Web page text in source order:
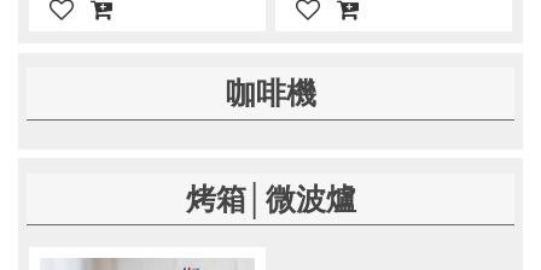
咖啡機
烤箱│微波爐